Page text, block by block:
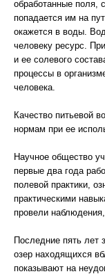
обработанные поля,
попадается им на
окажется в воды.
человеку ресурс.
и ее солевого
процессы в
человека.
Качество питьевой
нормам при ее
Научное общество
первые два года
полевой практики,
практическими
провели
Последние пять лет
озер находящихся
показывают на